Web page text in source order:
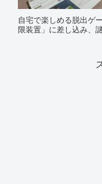
自宅で楽しめる脱出ゲ
限装置」に差し込み、